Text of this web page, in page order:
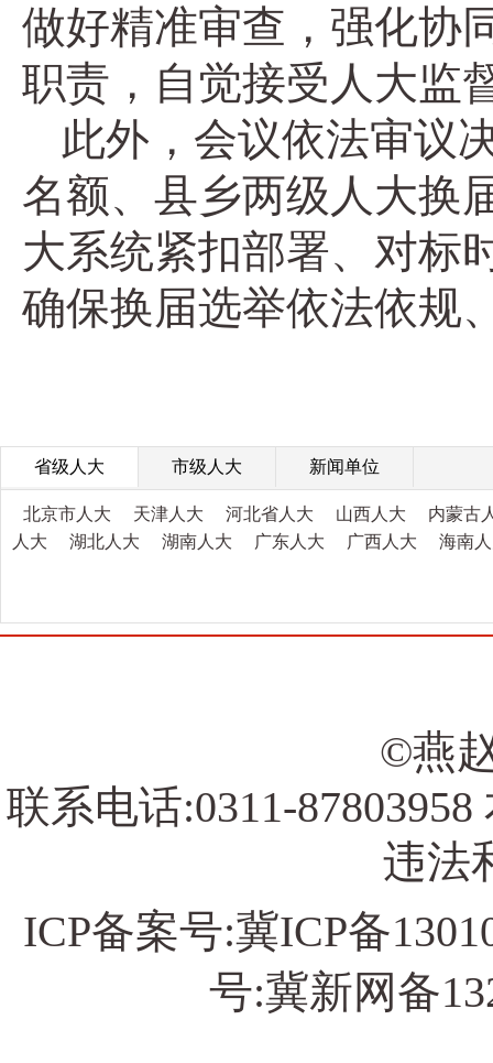
做好精准审查，强化协
职责，自觉接受人大监
此外，会议依法审议
名额、县乡两级人大换
大系统紧扣部署、对标
确保换届选举依法依规
省级人大 市级人大 新闻单位
北京市人大 天津人大 河北省人大 山西人大
内蒙古
人大
湖北人大 湖南人大 广东人大 广西人大 海南
©燕
联系电话:0311-
违法
ICP备案号:冀ICP备
号:冀新网备